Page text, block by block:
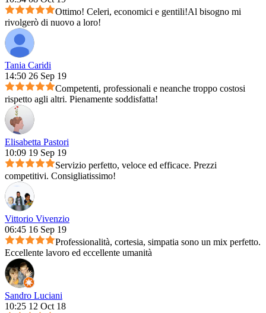
Ottimo! Celeri, economici e gentili!Al bisogno mi
rivolgerò di nuovo a loro!
Tania Caridi
14:50 26 Sep 19
Competenti, professionali e neanche troppo costosi
rispetto agli altri. Pienamente soddisfatta!
Elisabetta Pastori
10:09 19 Sep 19
Servizio perfetto, veloce ed efficace. Prezzi
competitivi. Consigliatissimo!
Vittorio Vivenzio
06:45 16 Sep 19
Professionalità, cortesia, simpatia sono un mix perfetto.
Eccellente lavoro ed eccellente umanità
Sandro Luciani
10:25 12 Oct 18